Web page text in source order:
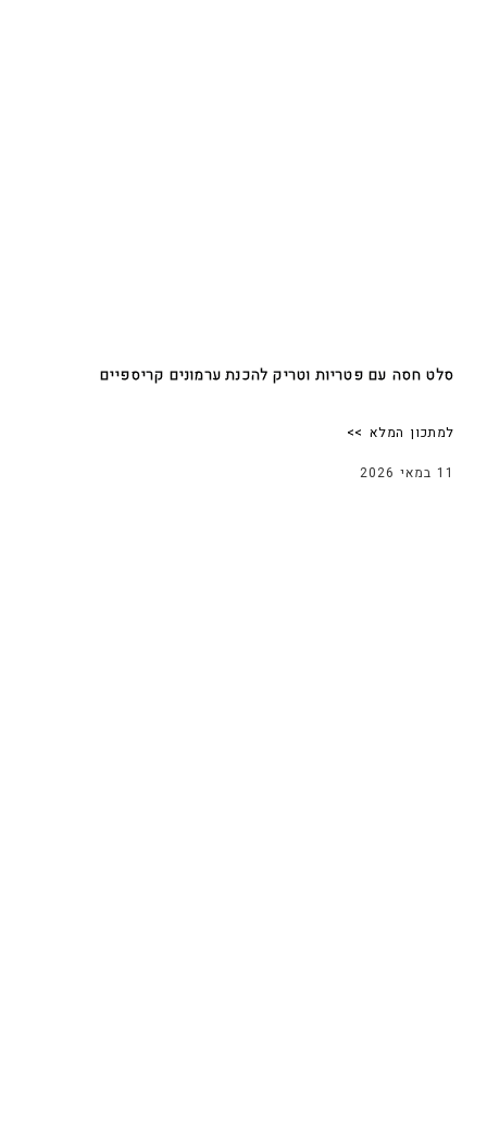
סלט חסה עם פטריות וטריק להכנת ערמונים קריספיים
למתכון המלא >>
11 במאי 2026